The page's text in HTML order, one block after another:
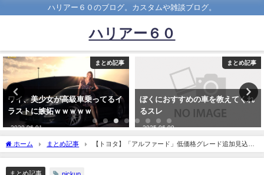
ハリアー６０のブログ。カスタムや雑談ブログ。
ハリアー６０
まとめ記事
ワイ、美少女が高級車乗ってるイ
ラストに嫉妬ｗｗｗｗｗ
2020-06-01
まとめ記事
ぼくにおすすめの車を教えてくれ
るスレ
2025-06-09
ホーム まとめ記事
【トヨタ】「アルファード」低価格グレード追加見込
み、流れるウィンカー無しで差別化
まとめ記事